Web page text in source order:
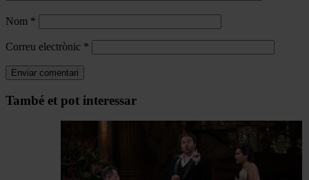
Nom *
Correu electrònic *
Navegar
També et pot interessar